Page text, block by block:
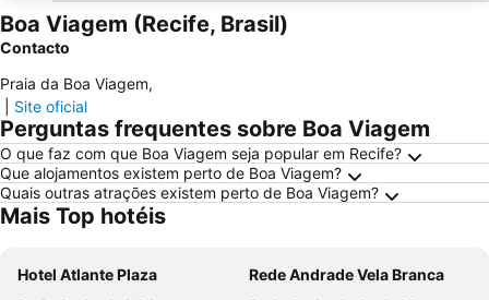
Boa Viagem (Recife, Brasil)
Contacto
Praia da Boa Viagem,
Site oficial
Perguntas frequentes sobre Boa Viagem
O que faz com que Boa Viagem seja popular em Recife?
Que alojamentos existem perto de Boa Viagem?
Quais outras atrações existem perto de Boa Viagem?
Mais Top hotéis
Hotel Atlante Plaza
Rede Andrade Vela Branca